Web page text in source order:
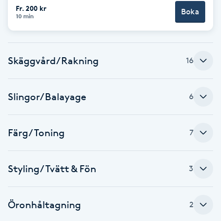
Fotsvamp
Fransar
Fransborttagning
Fransförlängning Megavolym
Fransförlängning Volym
Fr. 200 kr
10 min Boka
Skäggvård/Rakning 16
Slingor/Balayage 6
Färg/Toning 7
Styling/Tvätt & Fön 3
Öronhåltagning 2